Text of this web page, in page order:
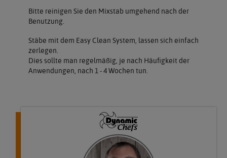
Bitte reinigen Sie den Mixstab umgehend nach der
Benutzung.
Stäbe mit dem Easy Clean System, lassen sich einfach
zerlegen.
Dies sollte man regelmäßig, je nach Häufigkeit der
Anwendungen, nach 1 - 4 Wochen tun.